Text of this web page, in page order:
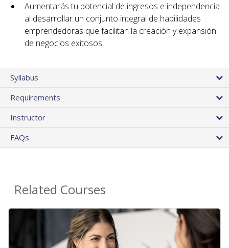
Aumentarás tu potencial de ingresos e independencia
al desarrollar un conjunto integral de habilidades
emprendedoras que facilitan la creación y expansión
de negocios exitosos.
Syllabus
Requirements
Instructor
FAQs
Related Courses